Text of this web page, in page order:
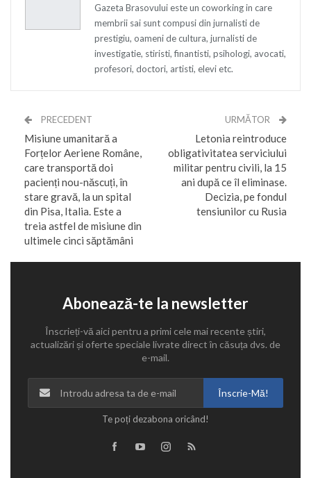
Gazeta Brasovului este un coworking in care
membrii sai sunt compusi din jurnalisti de
prestigiu, oameni de cultura, jurnalisti de
investigatie, stiristi, finantisti, psihologi, avocati,
profesori, doctori, artisti, elevi etc.
PRECEDENT
Misiune umanitară a
Forțelor Aeriene Române,
care transportă doi
pacienți nou-născuți, în
stare gravă, la un spital
din Pisa, Italia. Este a
treia astfel de misiune din
ultimele cinci săptămâni
URMĂTOR
Letonia reintroduce
obligativitatea serviciului
militar pentru civili, la 15
ani după ce îl eliminase.
Decizia, pe fondul
tensiunilor cu Rusia
Abonează-te la newsletter
Înscrieți-vă aici pentru a primi cele mai recente știri,
actualizări și oferte speciale livrate direct în căsuța dvs. de
e-mail.
Înscrie-Mă!
Te poți dezabona oricând!